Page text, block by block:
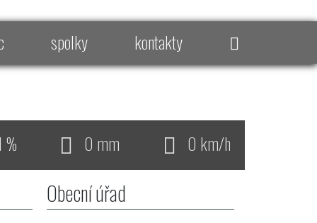
spolky kontakty
% 0 mm 0 km/h
Obecní úřad